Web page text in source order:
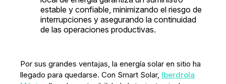
estable y confiable, minimizando el riesgo de
interrupciones y asegurando la continuidad
de las operaciones productivas.
Por sus grandes ventajas, la energía solar en sitio ha
llegado para quedarse. Con Smart Solar, Iberdrola